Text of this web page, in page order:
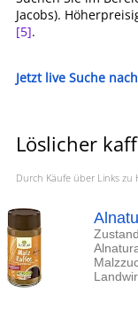
Jacobs).
[5].
Jetzt live Suche
Löslicher
Durch Käufe über Links